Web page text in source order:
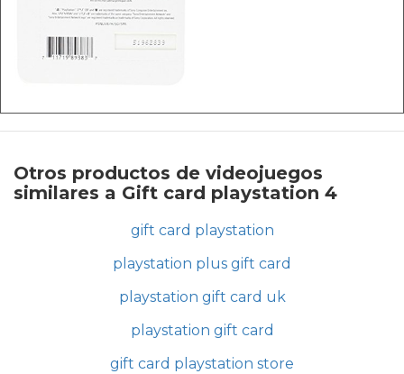
Otros productos de videojuegos
similares a Gift card playstation 4
gift card playstation
playstation plus gift card
playstation gift card uk
playstation gift card
gift card playstation store